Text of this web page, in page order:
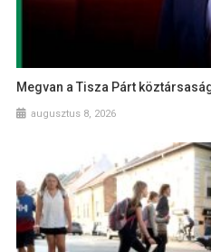
Megvan a Tisza Párt
augusztus 8, 2026